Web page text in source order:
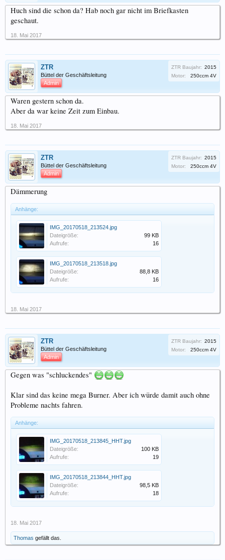
Huch sind die schon da? Hab noch gar nicht im Briefkasten
geschaut.
18. Mai 2017
ZTR
Büttel der Geschäftsleitung
Admin
ZTR Baujahr: 2015
Motor:
250ccm 4V
Waren gestern schon da.
Aber da war keine Zeit zum Einbau.
18. Mai 2017
ZTR
Büttel der Geschäftsleitung
Admin
ZTR Baujahr: 2015
Motor:
250ccm 4V
Dämmerung
Anhänge:
IMG_20170518_213524.jpg
Dateigröße:
99 KB
Aufrufe:
16
IMG_20170518_213518.jpg
Dateigröße:
88,8 KB
Aufrufe:
16
18. Mai 2017
ZTR
Büttel der Geschäftsleitung
Admin
ZTR Baujahr: 2015
Motor:
250ccm 4V
Gegen was "schluckendes"
Klar sind das keine mega Burner. Aber ich würde damit auch ohne
Probleme nachts fahren.
Anhänge:
IMG_20170518_213845_HHT.jpg
Dateigröße:
100 KB
Aufrufe:
19
IMG_20170518_213844_HHT.jpg
Dateigröße:
98,5 KB
Aufrufe:
18
18. Mai 2017
Thomas gefällt das.